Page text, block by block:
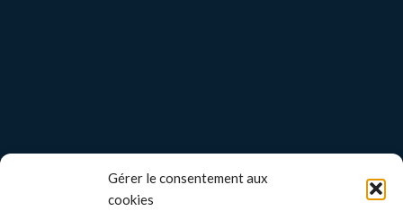
Gérer le consentement aux
cookies